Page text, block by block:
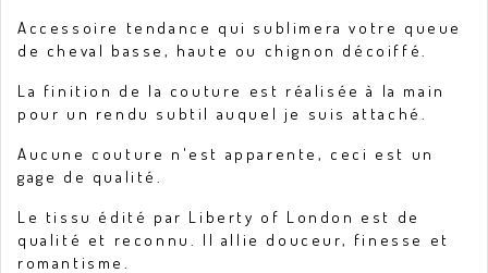
Accessoire tendance qui sublimera votre queue
de cheval basse, haute ou chignon décoiffé.
La finition de la couture est réalisée à la main
pour un rendu subtil auquel je suis attaché.
Aucune couture n'est apparente, ceci est un
gage de qualité.
Le tissu édité par Liberty of London est de
qualité et reconnu. Il allie douceur, finesse et
romantisme.